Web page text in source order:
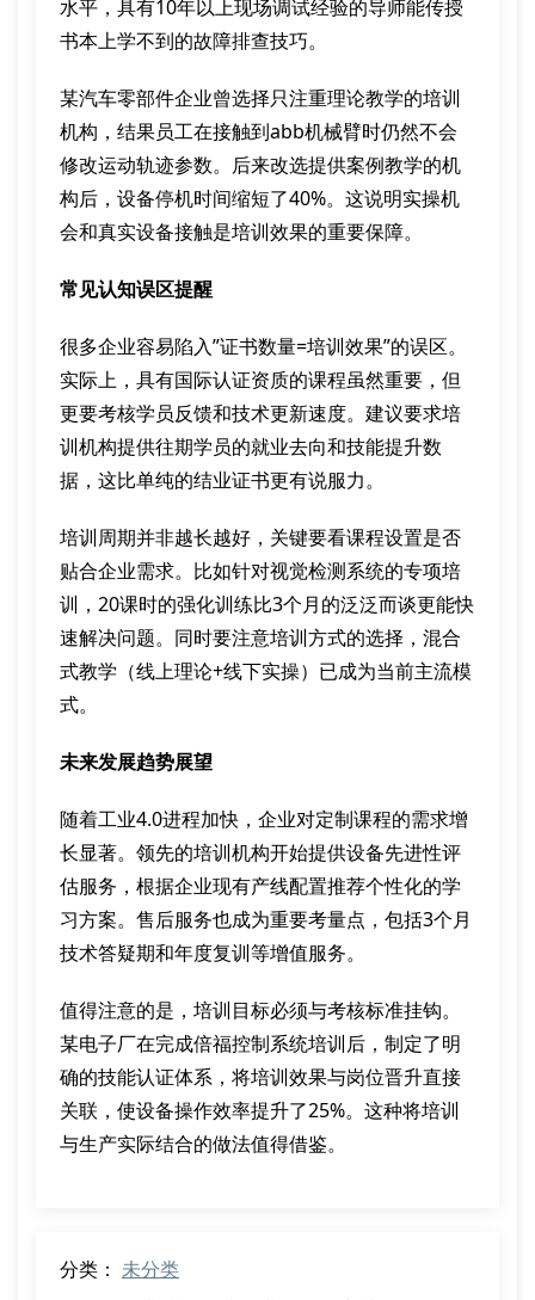
水平，具有10年以上现场调试经验的导师能传授
书本上学不到的故障排查技巧。
某汽车零部件企业曾选择只注重理论教学的培训
机构，结果员工在接触到abb机械臂时仍然不会
修改运动轨迹参数。后来改选提供案例教学的机
构后，设备停机时间缩短了40%。这说明实操机
会和真实设备接触是培训效果的重要保障。
常见认知误区提醒
很多企业容易陷入”证书数量=培训效果”的误区。
实际上，具有国际认证资质的课程虽然重要，但
更要考核学员反馈和技术更新速度。建议要求培
训机构提供往期学员的就业去向和技能提升数
据，这比单纯的结业证书更有说服力。
培训周期并非越长越好，关键要看课程设置是否
贴合企业需求。比如针对视觉检测系统的专项培
训，20课时的强化训练比3个月的泛泛而谈更能快
速解决问题。同时要注意培训方式的选择，混合
式教学（线上理论+线下实操）已成为当前主流模
式。
未来发展趋势展望
随着工业4.0进程加快，企业对定制课程的需求增
长显著。领先的培训机构开始提供设备先进性评
估服务，根据企业现有产线配置推荐个性化的学
习方案。售后服务也成为重要考量点，包括3个月
技术答疑期和年度复训等增值服务。
值得注意的是，培训目标必须与考核标准挂钩。
某电子厂在完成倍福控制系统培训后，制定了明
确的技能认证体系，将培训效果与岗位晋升直接
关联，使设备操作效率提升了25%。这种将培训
与生产实际结合的做法值得借鉴。
分类： 未分类